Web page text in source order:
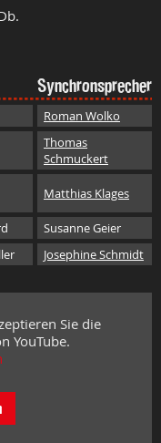
Synchronsprecher
Roman Wolko
Thomas
Schmuckert
Matthias Klages
Susanne Geier
Josephine Schmidt
Sie die
YouTube.